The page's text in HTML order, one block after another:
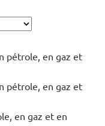
pétrole, en gaz et
pétrole, en gaz et
en gaz et en